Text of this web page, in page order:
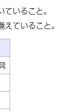
いること。
ていること。